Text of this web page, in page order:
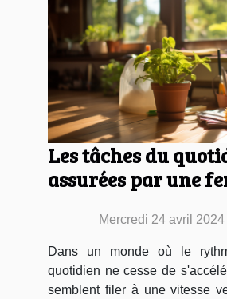
Les tâches du
assurées par une
Mercredi 24 avril 2024
Dans un monde où le
quotidien ne cesse de
semblent filer à une vitesse